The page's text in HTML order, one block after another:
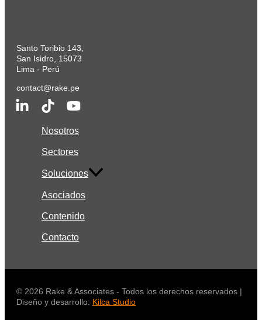
Santo Toribio 143,
San Isidro, 15073
Lima - Perú
contact@rake.pe
Nosotros
Sectores
Soluciones
Asociados
Contenido
Contacto
© 2026 Rake & Associates - Todos los derechos reservados |
Diseño y desarrollo: Kilca Studio